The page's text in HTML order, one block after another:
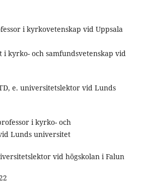
i kyrkovetenskap vid Uppsala
i kyrko- och samfundsvetenskap vid
e. universitetslektor vid Lunds
i kyrko- och
Lunds uni­versitet
vid högskolan i Falun